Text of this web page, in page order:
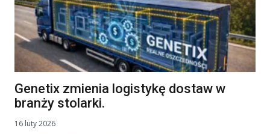
Genetix zmienia logistykę dostaw w
branży stolarki.
16 luty 2026